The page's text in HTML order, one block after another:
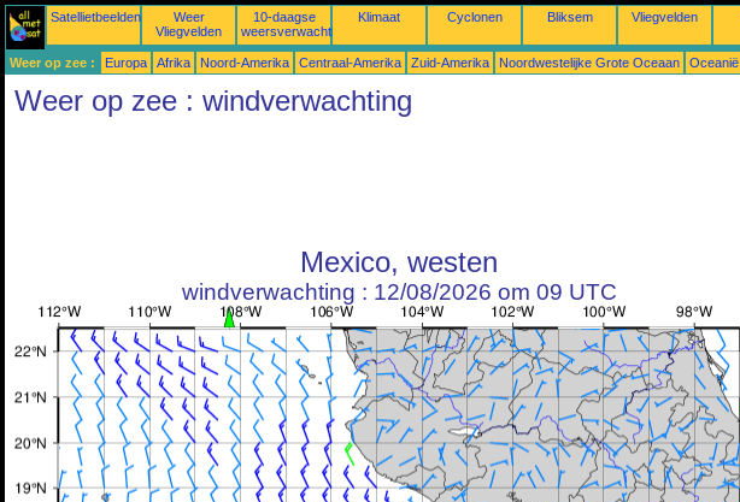
Satellietbeelden
Weer
Vliegvelden
10-daagse
weersverwachtingen
Klimaat Cyclonen Bliksem Vliegvelden
Weer op zee : Europa Afrika Noord-Amerika Centraal-Amerika Zuid-Amerika Noordwestelijke Grote Oceaan Oceanië
Weer op zee : windverwachting
Mexico, westen
windverwachting : 12/08/2026 om 09 UTC